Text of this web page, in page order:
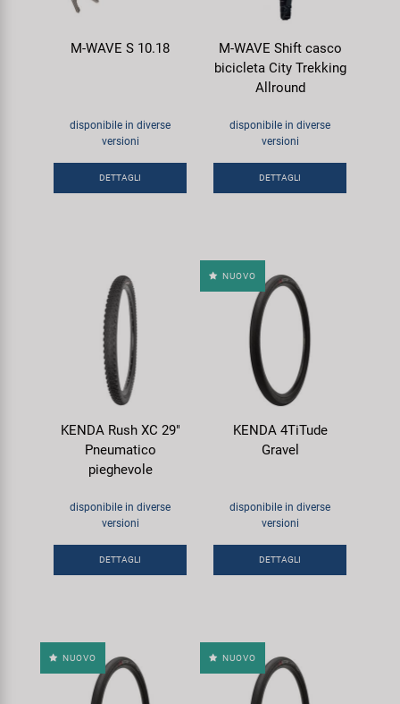
M-WAVE S 10.18
disponibile in diverse
versioni
DETTAGLI
M-WAVE Shift casco
bicicleta City Trekking
Allround
disponibile in diverse
versioni
DETTAGLI
KENDA Rush XC 29"
Pneumatico
pieghevole
disponibile in diverse
versioni
DETTAGLI
NUOVO
KENDA 4TiTude
Gravel
disponibile in diverse
versioni
DETTAGLI
NUOVO NUOVO